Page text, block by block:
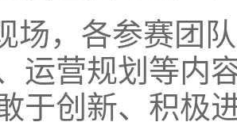
场，各参赛团
运营规划等内
于创新、积极